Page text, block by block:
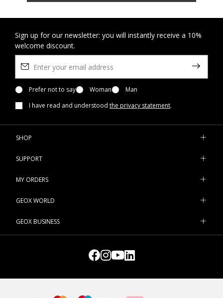
Sign up for our newsletter: you will instantly receive a 10%
welcome discount.
Prefer not to say Woman
Man
I have read and understood the privacy statement.
SHOP
SUPPORT
MY ORDERS
GEOX WORLD
GEOX BUSINESS